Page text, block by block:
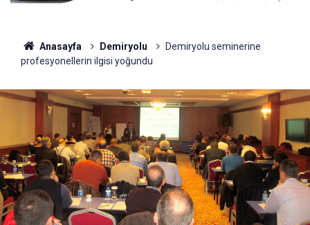
Anasayfa Demiryolu
Demiryolu seminerine
profesyonellerin ilgisi yoğundu